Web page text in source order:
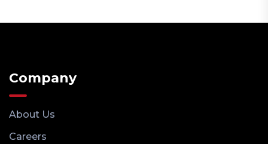
Company
About Us
Careers